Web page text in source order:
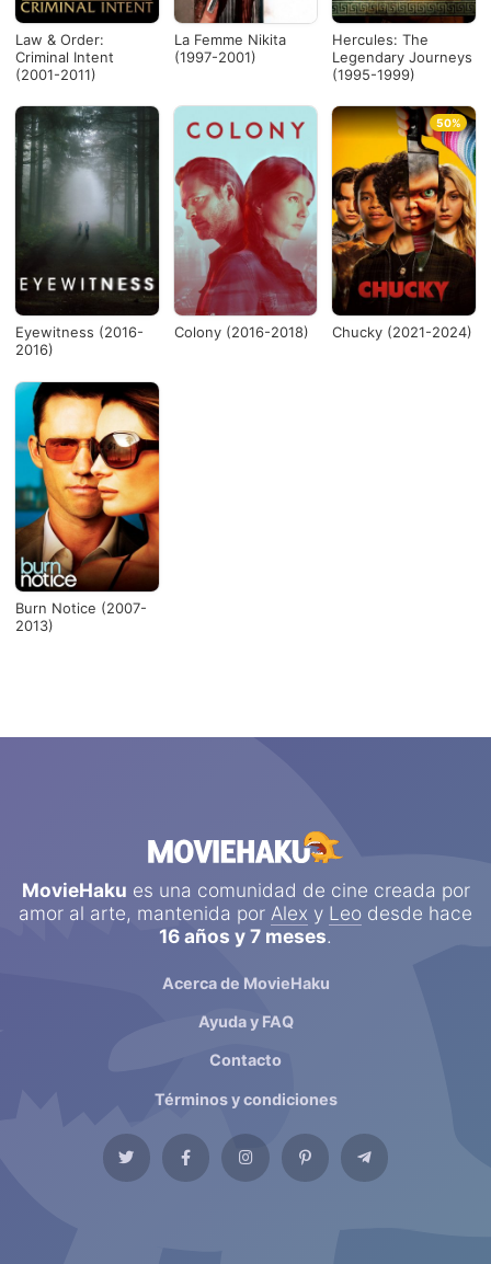
Law & Order:
Criminal Intent
(2001-2011)
La Femme Nikita
(1997-2001)
Hercules: The
Legendary Journeys
(1995-1999)
Eyewitness (2016-
2016)
Colony (2016-2018) Chucky (2021-2024)
50%
Burn Notice (2007-
2013)
MovieHaku es una comunidad de cine creada por
amor al arte, mantenida por Alex y Leo desde hace
16 años y 7 meses.
Acerca de MovieHaku
Ayuda y FAQ
Contacto
Términos y condiciones